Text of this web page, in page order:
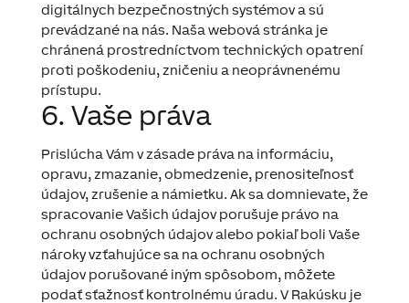
digitálnych bezpečnostných systémov a sú
prevádzané na nás. Naša webová stránka je
chránená prostredníctvom technických opatrení
proti poškodeniu, zničeniu a neoprávnenému
prístupu.
6. Vaše práva
Prislúcha Vám v zásade práva na informáciu,
opravu, zmazanie, obmedzenie, prenositeľnosť
údajov, zrušenie a námietku. Ak sa domnievate, že
spracovanie Vašich údajov porušuje právo na
ochranu osobných údajov alebo pokiaľ boli Vaše
nároky vzťahujúce sa na ochranu osobných
údajov porušované iným spôsobom, môžete
podať sťažnosť kontrolnému úradu. V Rakúsku je